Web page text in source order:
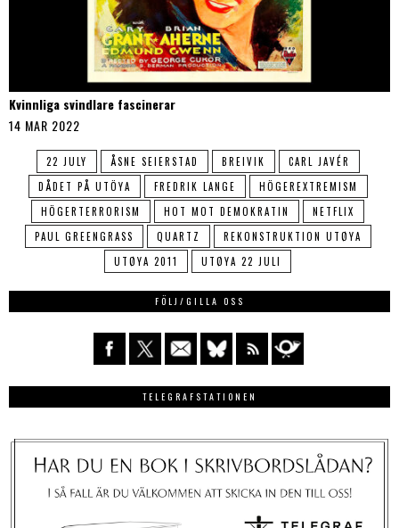
Kvinnliga svindlare fascinerar
14 MAR 2022
22 JULY ÅSNE SEIERSTAD BREIVIK
CARL JAVÉR
DÅDET PÅ UTÖYA
FREDRIK LANGE
HÖGEREXTREMISM
HÖGERTERRORISM
HOT MOT DEMOKRATIN
NETFLIX
PAUL GREENGRASS
QUARTZ
REKONSTRUKTION UTØYA
UTØYA 2011
UTØYA 22 JULI
FÖLJ/GILLA OSS
TELEGRAFSTATIONEN